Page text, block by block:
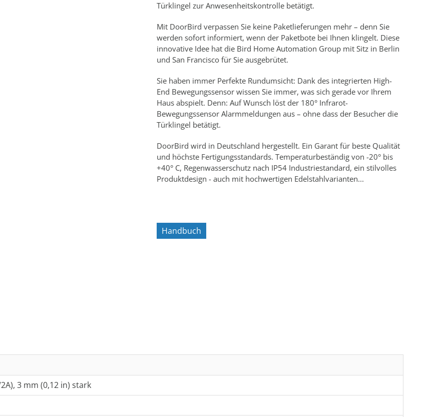
Türklingel zur Anwesenheitskontrolle betätigt.
Mit DoorBird verpassen Sie keine Paketlieferungen mehr – denn Sie
werden sofort informiert, wenn der Paketbote bei Ihnen klingelt. Diese
innovative Idee hat die Bird Home Automation Group mit Sitz in Berlin
und San Francisco für Sie ausgebrütet.
Sie haben immer Perfekte Rundumsicht: Dank des integrierten High-
End Bewegungssensor wissen Sie immer, was sich gerade vor Ihrem
Haus abspielt. Denn: Auf Wunsch löst der 180° Infrarot-
Bewegungssensor Alarmmeldungen aus – ohne dass der Besucher die
Türklingel betätigt.
DoorBird wird in Deutschland hergestellt. Ein Garant für beste Qualität
und höchste Fertigungsstandards. Temperaturbeständig von -20° bis
+40° C, Regenwasserschutz nach IP54 Industriestandard, ein stilvolles
Produktdesign - auch mit hochwertigen Edelstahlvarianten...
Handbuch
3 mm (0,12 in) stark